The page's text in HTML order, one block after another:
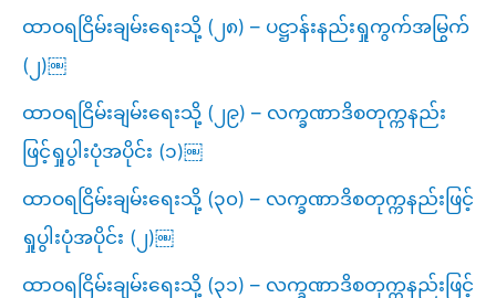
ထာဝရငြိမ်းချမ်းရေးသို့ (၂၈) – ပဋ္ဌာန်းနည်းရှုကွက်အမြွက်
(၂)￼
ထာဝရငြိမ်းချမ်းရေးသို့ (၂၉) – လက္ခဏာဒိစတုက္ကနည်း
ဖြင့်ရှုပွါးပုံအပိုင်း (၁)￼
ထာဝရငြိမ်းချမ်းရေးသို့ (၃၀) – လက္ခဏာဒိစတုက္ကနည်းဖြင့်
ရှုပွါးပုံအပိုင်း (၂)￼
ထာဝရငြိမ်းချမ်းရေးသို့ (၃၁) – လက္ခဏာဒိစတုက္ကနည်းဖြင့်